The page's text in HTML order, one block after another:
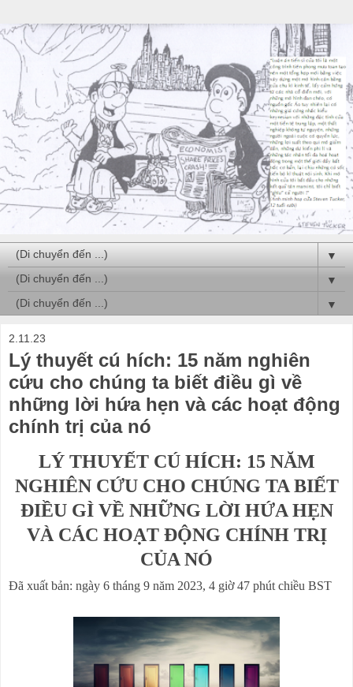
▼
▼
▼
2.11.23
Lý thuyết cú hích: 15 năm nghiên
cứu cho chúng ta biết điều gì về
những lời hứa hẹn và các hoạt động
chính trị của nó
LÝ THUYẾT CÚ HÍCH: 15 NĂM
NGHIÊN CỨU CHO CHÚNG TA BIẾT
ĐIỀU GÌ VỀ NHỮNG LỜI HỨA HẸN
VÀ CÁC HOẠT ĐỘNG CHÍNH TRỊ
CỦA NÓ
Đã xuất bản: ngày 6 tháng 9 năm 2023, 4 giờ 47 phút chiều BST